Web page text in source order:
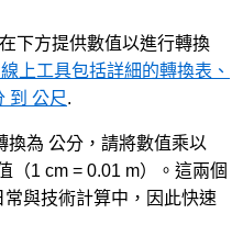
下方提供數值以進行轉換
上工具包括詳細的轉換表、
到 公尺.
換為 公分，請將數值乘以
（1 cm = 0.01 m）。這兩個
與技術計算中，因此快速